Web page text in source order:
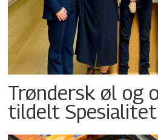
Trøndersk øl og
tildelt Spesialitet